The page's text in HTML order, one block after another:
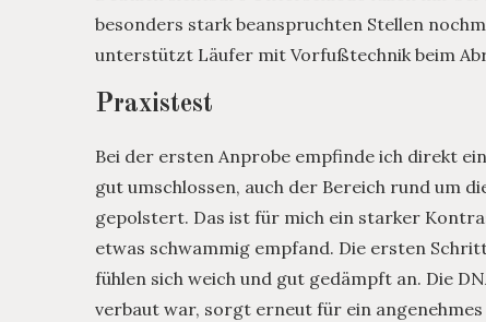
besonders stark beanspruchten Stellen
unterstützt Läufer mit Vorfußtechnik beim
Praxistest
Bei der ersten Anprobe empfinde ich direkt
gut umschlossen, auch der Bereich rund um
gepolstert. Das ist für mich ein starker
etwas schwammig empfand. Die ersten
fühlen sich weich und gut gedämpft an. Die
verbaut war, sorgt erneut für ein